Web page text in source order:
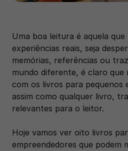
Uma boa leitura é aquela
experiências reais, seja
memórias, referências ou
mundo diferente, é claro que
com os livros para pequenos
assim como qualquer livro,
relevantes para o leitor.
Hoje vamos ver oito livros
empreendedores que podem